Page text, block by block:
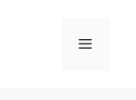
Menu